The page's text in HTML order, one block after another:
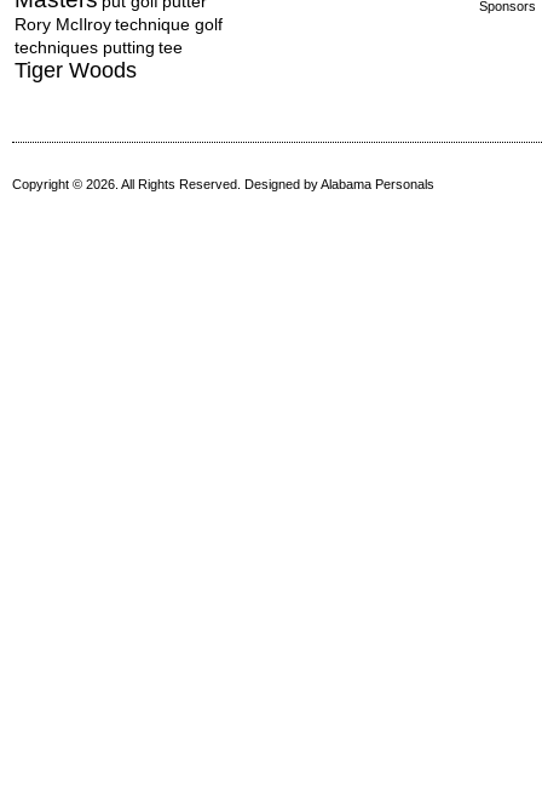
Rory McIlroytechnique golf
techniques putting tee
Tiger Woods
Sponsors
Copyright © 2026. All Rights Reserved. Designed byAlabama Personals